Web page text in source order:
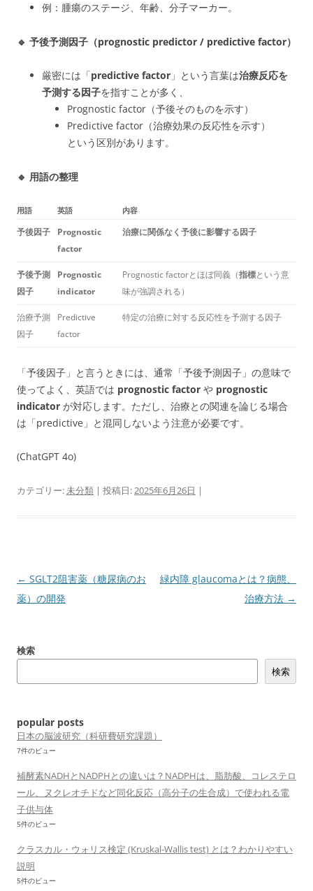
例：腫瘍のステージ、年齢、分子マーカー。
🔹 予後予測因子（prognostic predictor / predictive factor）
厳密には「predictive factor 」という言葉は治療反応を
予測する因子を指すことが多く、
Prognostic factor（予後そのものを示す）
Predictive factor（治療効果の反応性を示す）
という区別があります。
🔹 用語の整理
用語 英語 内容
予後因子
Prognostic
factor
治療に関係なく予後に影響する因子
予後予測
因子
Prognostic
indicator
Prognostic factorとほぼ同義（指標という意
味が強調される）
治療予測
因子
Predictive
factor
特定の治療に対する反応性を予測する因子
「予後因子」と言うときには、通常「予後予測因子」の意味で
使ってよく、英語では prognostic factor や prognostic
indicator が対応します。ただし、治療との関連を論じる場合
は「predictive」と混同しないよう注意が必要です。
(ChatGPT 4o)
カテゴリー:未分類 | 投稿日:2025年6月26日 |
投
稿
ゲ
ン
← SGLT2阻害薬（糖尿病のお
薬）の開発
緑内障 glaucomaとは？病態、
治療方法 →
検索
検索
popular posts
日本の脳波研究（科研費研究課題）
7件のビュー
補酵素NADHとNADPHとの違いは？NADPHは、脂肪酸、コレステロ
ール、ヌクレオチドなど同化反応（高分子の生合成）で使われる電
子供与体
5件のビュー
クラスカル・ウォリス検定 (Kruskal-Wallis test) とは？わかりやすい
説明
5件のビュー